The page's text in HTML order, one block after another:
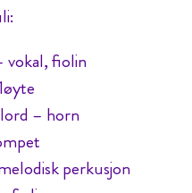
vokal, fiolin
– horn
perkusjon